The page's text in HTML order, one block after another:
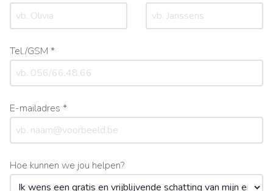
Tel./GSM *
E-mailadres *
Hoe kunnen we jou helpen?